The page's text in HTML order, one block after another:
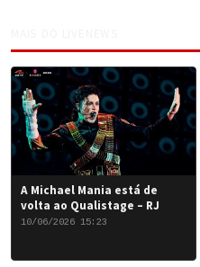
A Michael Mania está de
volta ao Qualistage – RJ
10/06/2026 15:23